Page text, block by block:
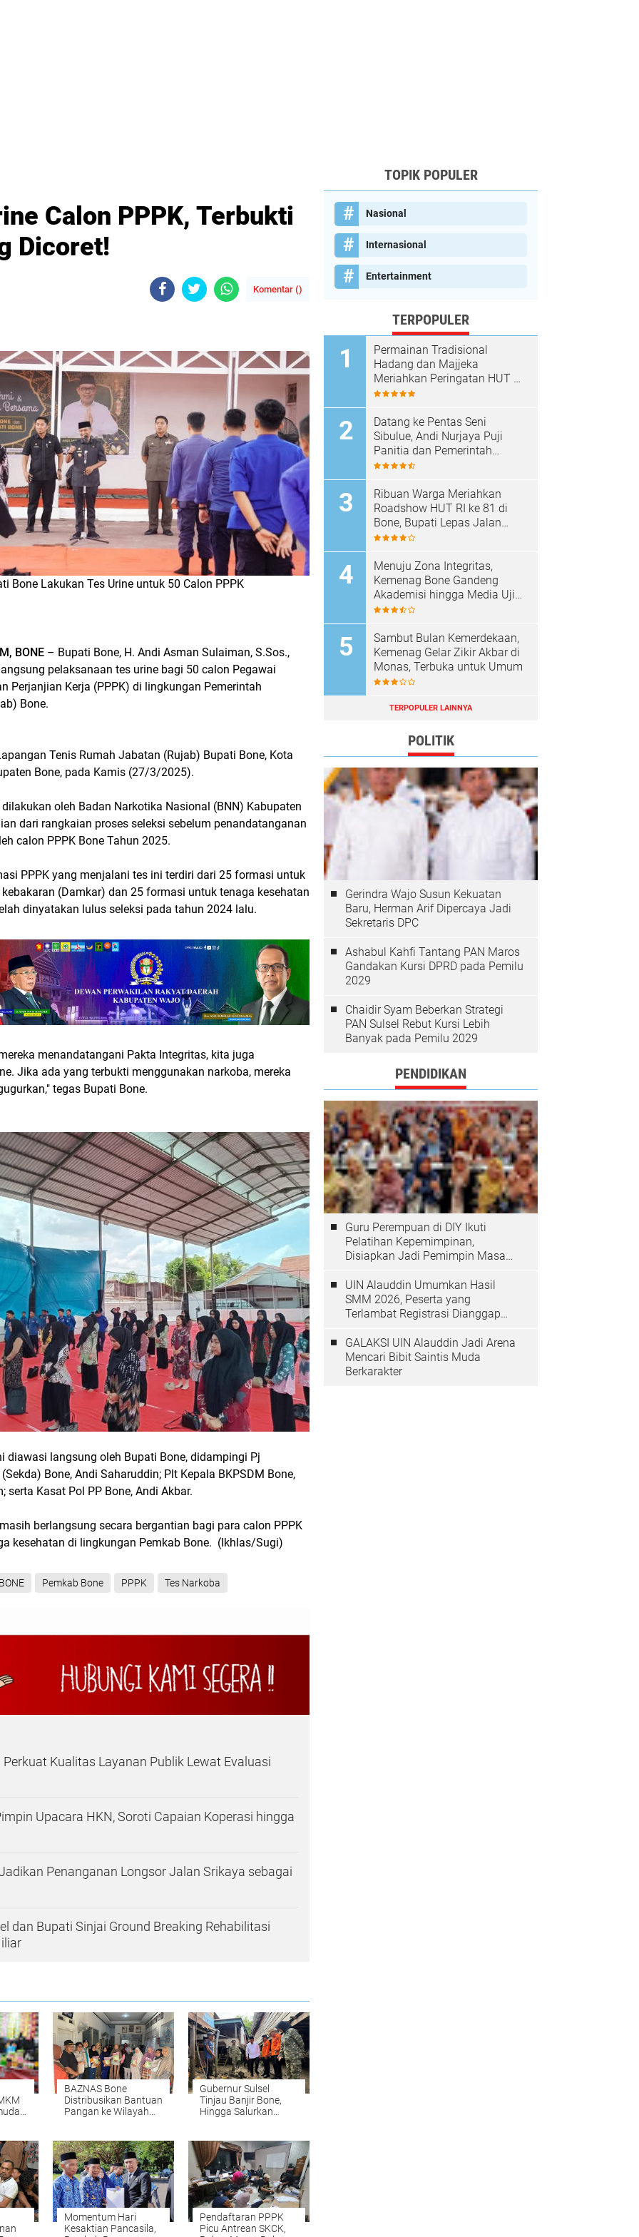
Calon PPPK, Terbukti
Dicoret!
Komentar ()
Bone Lakukan Tes Urine untuk 50 Calon PPPK
BONE – Bupati Bone, H. Andi Asman Sulaiman, S.Sos.,
pelaksanaan tes urine bagi 50 calon Pegawai
Perjanjian Kerja (PPPK) di lingkungan Pemerintah
Bone.
Tenis Rumah Jabatan (Rujab) Bupati Bone, Kota
Bone, pada Kamis (27/3/2025).
oleh Badan Narkotika Nasional (BNN) Kabupaten
dari rangkaian proses seleksi sebelum penandatanganan
calon PPPK Bone Tahun 2025.
PPPK yang menjalani tes ini terdiri dari 25 formasi untuk
(Damkar) dan 25 formasi untuk tenaga kesehatan
dinyatakan lulus seleksi pada tahun 2024 lalu.
menandatangani Pakta Integritas, kita juga
Jika ada yang terbukti menggunakan narkoba, mereka
tegas Bupati Bone.
diawasi langsung oleh Bupati Bone, didampingi Pj
Bone, Andi Saharuddin; Plt Kepala BKPSDM Bone,
serta Kasat Pol PP Bone, Andi Akbar.
berlangsung secara bergantian bagi para calon PPPK
kesehatan di lingkungan Pemkab Bone. (Ikhlas/Sugi)
Pemkab Bone PPPK Tes Narkoba
Kualitas Layanan Publik Lewat Evaluasi
Upacara HKN, Soroti Capaian Koperasi hingga
Penanganan Longsor Jalan Srikaya sebagai
dan Bupati Sinjai Ground Breaking Rehabilitasi
BAZNAS Bone
Distribusikan Bantuan
Pangan ke Wilayah
Gubernur Sulsel
Tinjau Banjir Bone,
Hingga Salurkan
Momentum Hari
Kesaktian Pancasila,
Pendaftaran PPPK
Picu Antrean SKCK,
TOPIK POPULER
Nasional
Internasional
Entertainment
TERPOPULER
Permainan Tradisional
Hadang dan Majjeka
Meriahkan Peringatan HUT RI
di Sibulue
Datang ke Pentas Seni
Sibulue, Andi Nurjaya Puji
Panitia dan Pemerintah
Kecamatan
Ribuan Warga Meriahkan
Roadshow HUT RI ke 81 di
Bone, Bupati Lepas Jalan
Santai
Menuju Zona Integritas,
Kemenag Bone Gandeng
Akademisi hingga Media Uji
Standar Pelayanan
Sambut Bulan Kemerdekaan,
Kemenag Gelar Zikir Akbar di
Monas, Terbuka untuk Umum
TERPOPULER LAINNYA
POLITIK
Gerindra Wajo Susun Kekuatan
Baru, Herman Arif Dipercaya Jadi
Sekretaris DPC
Ashabul Kahfi Tantang PAN Maros
Gandakan Kursi DPRD pada Pemilu
2029
Chaidir Syam Beberkan Strategi
PAN Sulsel Rebut Kursi Lebih
Banyak pada Pemilu 2029
PENDIDIKAN
Guru Perempuan di DIY Ikuti
Pelatihan Kepemimpinan,
Disiapkan Jadi Pemimpin Masa
UIN Alauddin Umumkan Hasil
SMM 2026, Peserta yang
Terlambat Registrasi Dianggap
GALAKSI UIN Alauddin Jadi Arena
Mencari Bibit Saintis Muda
Berkarakter